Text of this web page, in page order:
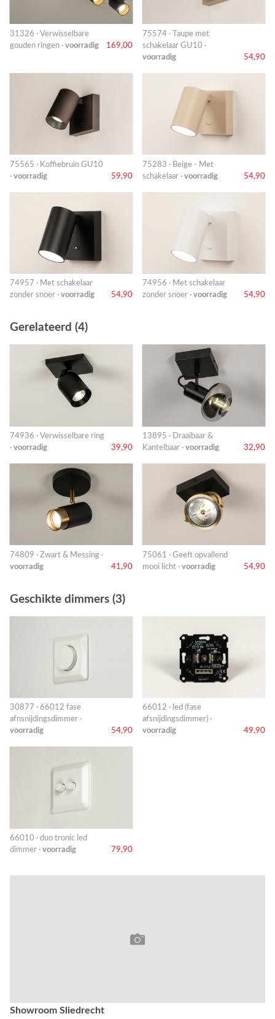
31326 · Verwisselbare
gouden ringen · voorradig 169,00
75574 · Taupe met
schakelaar GU10 ·
voorradig
54,90
75565 · Koffiebruin GU10
· voorradig 59,90
75283 · Beige - Met
schakelaar · voorradig 54,90
74957 · Met schakelaar
zonder snoer · voorradig 54,90
74956 · Met schakelaar
zonder snoer · voorradig 54,90
Gerelateerd (4)
74936 · Verwisselbare ring
· voorradig 39,90
13895 · Draaibaar &
Kantelbaar · voorradig 32,90
74809 · Zwart & Messing ·
voorradig
41,90
75061 · Geeft opvallend
mooi licht · voorradig 54,90
Geschikte dimmers (3)
30877 · 66012 fase
afnsnijdingsdimmer ·
voorradig
54,90
66012 · led (fase
afsnijdingsdimmer) ·
voorradig
49,90
66010 · duo tronic led
dimmer · voorradig 79,90
Showroom Sliedrecht